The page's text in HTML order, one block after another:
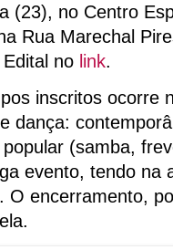
(23), no Centro
Rua Marechal
no link.
inscritos ocorre
dança:
(samba,
evento, tendo na
O encerramento,